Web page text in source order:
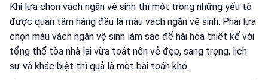
Khi lựa chọn vách ngăn vệ sinh thì một trong những yếu tố
được quan tâm hàng đầu là màu vách ngăn vệ sinh. Phải lựa
chọn màu vách ngăn vệ sinh làm sao để hài hòa thiết kế với
tổng thể tòa nhà lại vừa toát nên vẻ đẹp, sang trọng, lịch
sự và khác biệt thì quả là một bài toán khó.